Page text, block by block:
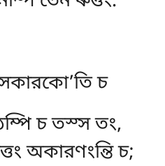
চ
চ তস্স তং,
অকারণংন্তি চ;